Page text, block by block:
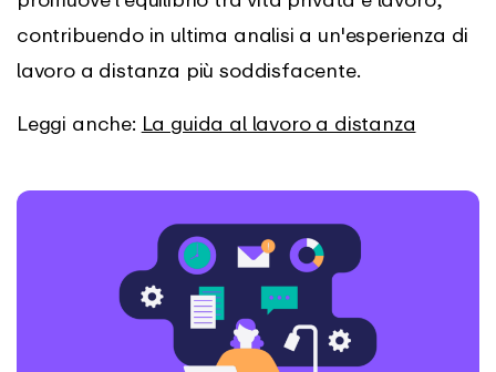
contribuendo in ultima analisi a un'esperienza di
lavoro a distanza più soddisfacente.
Leggi anche: La guida al lavoro a distanza